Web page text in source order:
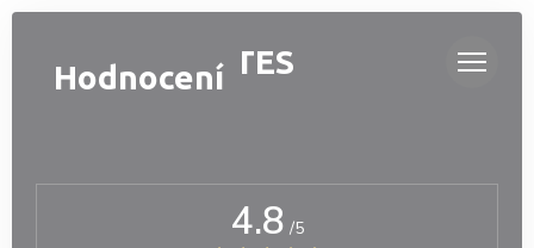
Panel pro správu cookies
OH ! MOUETTES
Hodnocení
4.8 /5